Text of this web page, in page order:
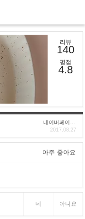
리뷰
140
평점
4.8
2017.08.27
아주 좋아요
네 아니요